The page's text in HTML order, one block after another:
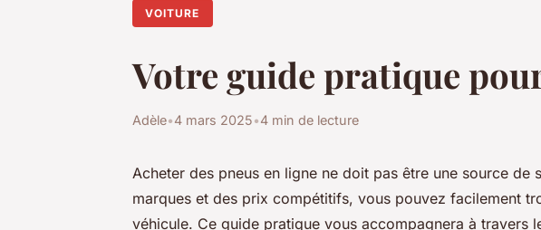
VOITURE
Votre guide pratique
Adèle•4 mars 2025•4 min de lecture
Acheter des pneus en ligne ne doit pas être une source de
marques et des prix compétitifs, vous pouvez facilement
véhicule. Ce guide pratique vous accompagnera à travers